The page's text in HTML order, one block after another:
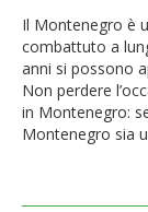
Il Montenegro è
combattuto a
anni si possono
Non perdere
in Montenegro:
Montenegro sia